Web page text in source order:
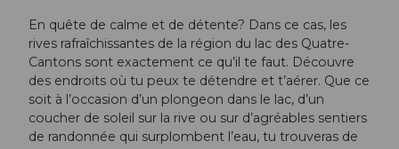
En quête de calme et de détente? Dans ce cas, les
rives rafraîchissantes de la région du lac des Quatre-
Cantons sont exactement ce qu’il te faut. Découvre
des endroits où tu peux te détendre et t’aérer. Que ce
soit à l’occasion d’un plongeon dans le lac, d’un
coucher de soleil sur la rive ou sur d’agréables sentiers
de randonnée qui surplombent l’eau, tu trouveras de